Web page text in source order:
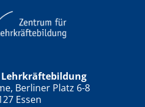
Berliner Platz 6-8
Essen